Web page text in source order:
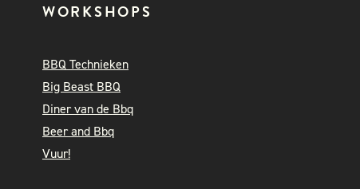
WORKSHOPS
BBQ Technieken
Big Beast BBQ
Diner van de Bbq
Beer and Bbq
Vuur!